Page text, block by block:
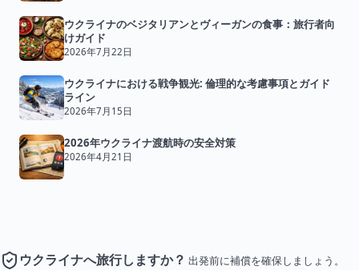
ウクライナのベジタリアンとヴィーガンの食事：旅行者向
けガイド
2026年7月22日
ウクライナにおける戦争観光: 倫理的な考慮事項とガイド
ライン
2026年7月15日
2026年ウクライナ渡航時の安全対策
2026年4月21日
ウクライナへ旅行しますか？ 出発前に補償を確保しましょう。